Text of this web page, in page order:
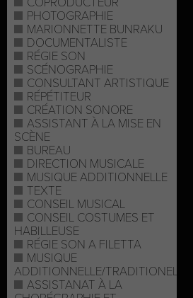
PHOTOGRAPHIE
MARIONNETTE BUNRAKU
DOCUMENTALISTE
RÉGIE SON
SCÉNOGRAPHIE
CONSULTANT ARTISTIQUE
RÉPÉTITEUR
CRÉATION SONORE
ASSISTANT À LA MISE EN
SCÈNE
BUREAU
DIRECTION MUSICALE
MUSIQUE ADDITIONNELLE
TEXTE
CONSEIL MUSICAL
CONSEIL COSTUMES ET
HABILLEUSE
RÉGIE SON A FILETTA
MUSIQUE
ADDITIONNELLE/TRADITIONELLE
ASSISTANAT À LA